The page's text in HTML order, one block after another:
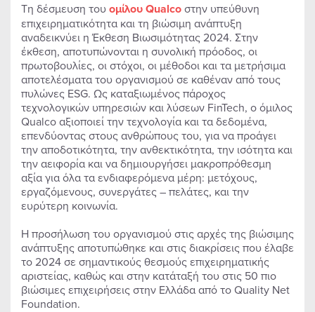
Τη δέσμευση τουομίλουQualcoστην υπεύθυνη
επιχειρηματικότητα και τη βιώσιμη ανάπτυξη
αναδεικνύει η Έκθεση Βιωσιμότητας 2024. Στην
έκθεση, αποτυπώνονται η συνολική πρόοδος, οι
πρωτοβουλίες, οι στόχοι, οι μέθοδοι και τα μετρήσιμα
αποτελέσματα του οργανισμού σε καθέναν από τους
πυλώνες ESG. Ως καταξιωμένος πάροχος
τεχνολογικών υπηρεσιών και λύσεων FinTech, ο όμιλος
Qualco αξιοποιεί την τεχνολογία και τα δεδομένα,
επενδύοντας στους ανθρώπους του, για να προάγει
την αποδοτικότητα, την ανθεκτικότητα, την ισότητα και
την αειφορία και να δημιουργήσει μακροπρόθεσμη
αξία για όλα τα ενδιαφερόμενα μέρη: μετόχους,
εργαζόμενους, συνεργάτες – πελάτες, και την
ευρύτερη κοινωνία.
Η προσήλωση του οργανισμού στις αρχές της βιώσιμης
ανάπτυξης αποτυπώθηκε και στις διακρίσεις που έλαβε
το 2024 σε σημαντικούς θεσμούς επιχειρηματικής
αριστείας, καθώς και στην κατάταξή του στις 50 πιο
βιώσιμες επιχειρήσεις στην Ελλάδα από το Quality Net
Foundation.